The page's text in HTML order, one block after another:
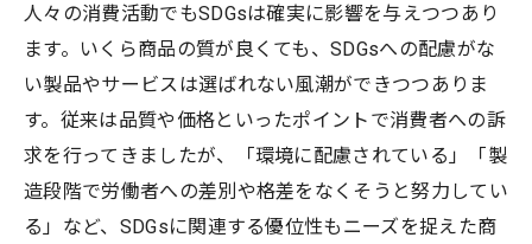
人々の消費活動でもSDGsは確実に影響を与えつつあり
ます。いくら商品の質が良くても、SDGsへの配慮がな
い製品やサービスは選ばれない風潮ができつつありま
す。従来は品質や価格といったポイントで消費者への訴
求を行ってきましたが、「環境に配慮されている」「製
造段階で労働者への差別や格差をなくそうと努力してい
る」など、SDGsに関連する優位性もニーズを捉えた商